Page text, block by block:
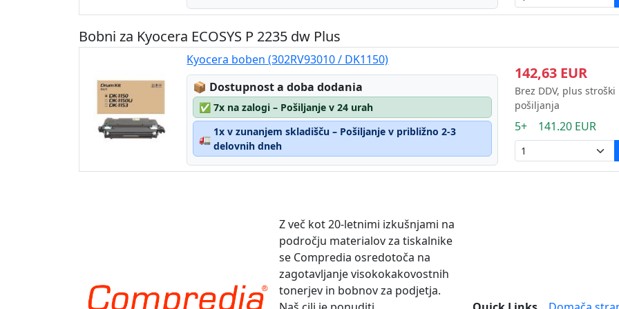
Bobni za Kyocera ECOSYS P 2235 dw Plus
Kyocera boben (302RV93010 / DK1150)
📦 Lagerstatus:
Dostupnost a doba dodania
✅ 7x na zalogi – Pošiljanje v 24 urah
🚛
1x v zunanjem skladišču – Pošiljanje v približno 2-3
delovnih dneh
142,63 EUR
Brez DDV, plus stroški
pošiljanja
5+ 141.20 EUR
Z več kot 20-letnimi izkušnjami na
področju materialov za tiskalnike
se Compredia osredotoča na
zagotavljanje visokokakovostnih
tonerjev in bobnov za podjetja.